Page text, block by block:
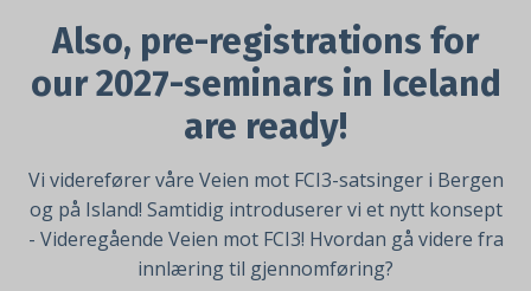
Also, pre-registrations for
our 2027-seminars in Iceland
are ready!
Vi viderefører våre Veien mot FCI3-satsinger i Bergen
og på Island! Samtidig introduserer vi et nytt konsept
- Videregående Veien mot FCI3! Hvordan gå videre fra
innlæring til gjennomføring?